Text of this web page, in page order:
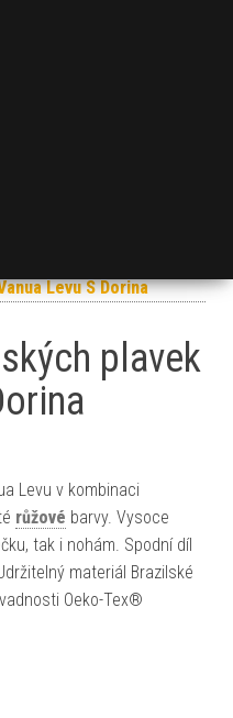
plavek
Kč.
Levu v kombinaci
růžové barvy. Vysoce
tak i nohám. Spodní díl
materiál Brazilské
Oeko-Tex®